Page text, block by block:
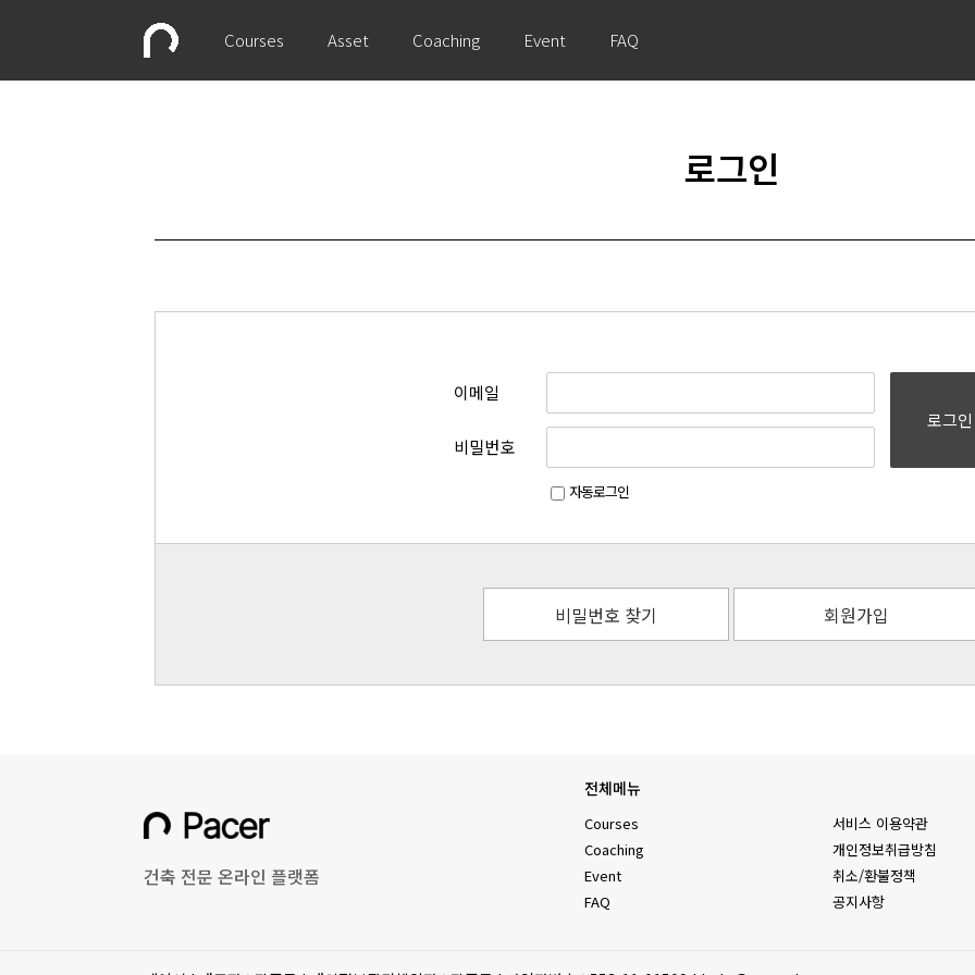
Courses Asset Coaching Event FAQ
로그인
이메일
비밀번호
자동로그인
로그인
비밀번호 찾기 회원가입
건축 전문 온라인 플랫폼
전체메뉴
Courses
Coaching
Event
FAQ
서비스 이용약관
개인정보취급방침
취소/환불정책
공지사항